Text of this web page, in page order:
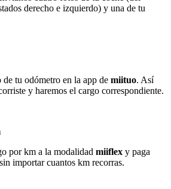
derecho e izquierdo) y una de tu
tu odómetro en la app de miituo. Así
y haremos el cargo correspondiente.
por km a la modalidad miiflex y paga
importar cuantos km recorras.